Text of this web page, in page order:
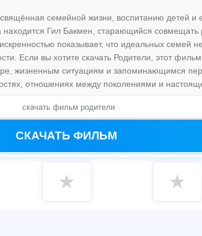
семейной жизни, воспитанию детей
Гил Бакмен, старающийся совмещать
показывает, что идеальных семей
Если вы хотите скачать Родители, этот
жизненным ситуациям и запоминающимся
отношениях между поколениями и
скачать фильм родители
СКАЧАТЬ ФИЛЬМ
★ ★